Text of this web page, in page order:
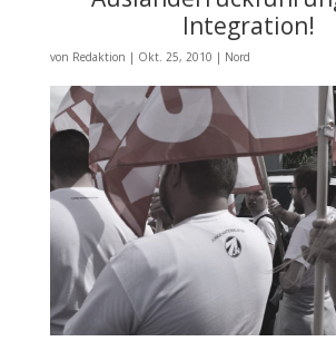
Integration!
von Redaktion | Okt. 25, 2010 | Nord